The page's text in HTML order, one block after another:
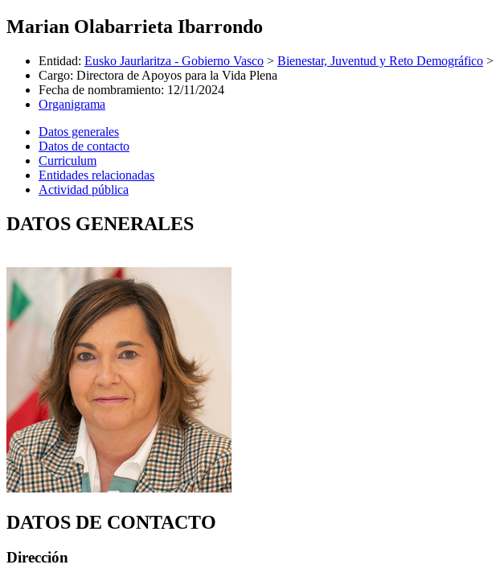
Marian Olabarrieta Ibarrondo
Entidad: Eusko Jaurlaritza - Gobierno Vasco > Bienestar, Juventud y Reto Demográfico >
Cargo: Directora de Apoyos para la Vida Plena
Fecha de nombramiento: 12/11/2024
Organigrama
Datos generales
Datos de contacto
Curriculum
Entidades relacionadas
Actividad pública
DATOS GENERALES
DATOS DE CONTACTO
Dirección